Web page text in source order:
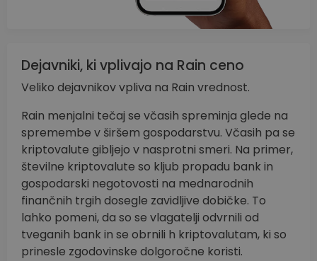
Dejavniki, ki vplivajo na Rain ceno
Veliko dejavnikov vpliva na Rain vrednost.
Rain menjalni tečaj se včasih spreminja glede na
spremembe v širšem gospodarstvu. Včasih pa se
kriptovalute gibljejo v nasprotni smeri. Na primer,
številne kriptovalute so kljub propadu bank in
gospodarski negotovosti na mednarodnih
finančnih trgih dosegle zavidljive dobičke. To
lahko pomeni, da so se vlagatelji odvrnili od
tveganih bank in se obrnili h kriptovalutam, ki so
prinesle zgodovinske dolgoročne koristi.